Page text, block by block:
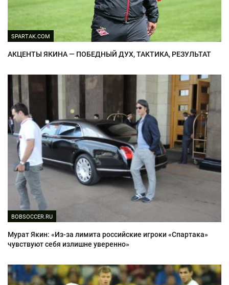
SPARTAK.COM
АКЦЕНТЫ ЯКИНА — ПОБЕДНЫЙ ДУХ, ТАКТИКА, РЕЗУЛЬТАТ
BOBSOCCER.RU
Мурат Якин: «Из-за лимита российские игроки «Спартака»
чувствуют себя излишне уверенно»